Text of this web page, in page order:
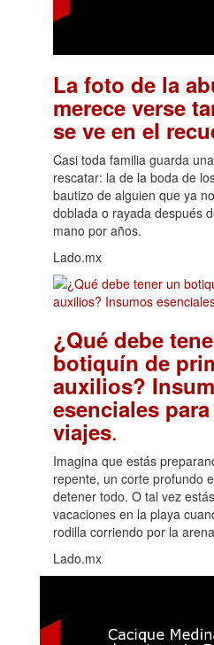
La foto de la
merece verse
se ve en el
Casi toda familia guarda
rescatar: la de la boda de
bautizo de alguien que ya
doblada o rayada después
mano por años.
Lado.mx
¿Qué debe
botiquín de
auxilios?
esenciales
viajes.
Imagina que estás
repente, un corte profundo
detener todo. O tal vez
vacaciones en la playa
rodilla corriendo por la
Lado.mx